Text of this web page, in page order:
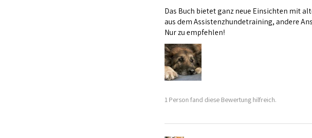
Das Buch bietet ganz neue Einsichten mit
aus dem Assistenzhundetraining, andere
Nur zu empfehlen!
1 Person fand diese Bewertung hilfreich.